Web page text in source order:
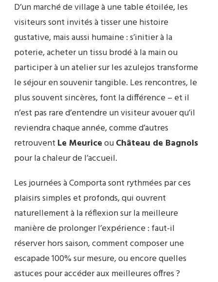
D’un marché de village à une table étoilée, les
visiteurs sont invités à tisser une histoire
gustative, mais aussi humaine : s’initier à la
poterie, acheter un tissu brodé à la main ou
participer à un atelier sur les azulejos transforme
le séjour en souvenir tangible. Les rencontres, le
plus souvent sincères, font la différence – et il
n’est pas rare d’entendre un visiteur avouer qu’il
reviendra chaque année, comme d’autres
retrouvent Le MeuriceouChâteau de Bagnols
pour la chaleur de l’accueil.
Les journées à Comporta sont rythmées par ces
plaisirs simples et profonds, qui ouvrent
naturellement à la réflexion sur la meilleure
manière de prolonger l’expérience : faut-il
réserver hors saison, comment composer une
escapade 100% sur mesure, ou encore quelles
astuces pour accéder aux meilleures offres ?